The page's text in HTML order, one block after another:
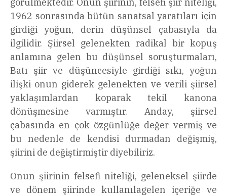
1962 sonrasında bütün sanatsal yaratıları için
girdiği yoğun, derin düşünsel çabasıyla da
ilgilidir. Şiirsel gelenekten radikal bir kopuş
anlamına gelen bu düşünsel soruşturmaları,
Batı şiir ve düşüncesiyle girdiği sıkı, yoğun
ilişki onun giderek gelenekten ve verili şiirsel
yaklaşımlardan koparak tekil kanona
dönüşmesine varmıştır. Anday, şiirsel
çabasında en çok özgünlüğe değer vermiş ve
bu nedenle de kendisi durmadan değişmiş,
şiirini de değiştirmiştir diyebiliriz.
Onun şiirinin felsefi niteliği, geleneksel şiirde
ve dönem şiirinde kullanılagelen içeriğe ve